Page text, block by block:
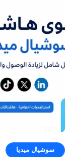
سوشيال ميديا